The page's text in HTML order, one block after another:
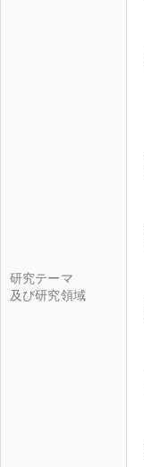
研究テーマ
及び研究領域